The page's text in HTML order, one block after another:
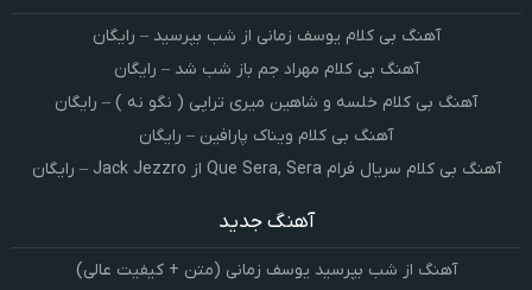
آهنگ بی کلام یوسف زمانی از شب بپرسید – رایگان
آهنگ بی کلام مهراد جم باز شب شد – رایگان
آهنگ بی کلام خلسه و شاهین میری تراپی ( نگو نه ) – رایگان
آهنگ بی کلام ویناک پارافین – رایگان
آهنگ بی کلام سریال فرام Que Sera, Sera از Jack Jezzro – رایگان
آهنگ جدید
آهنگ از شب بپرسید یوسف زمانی (متن + کیفیت عالی)